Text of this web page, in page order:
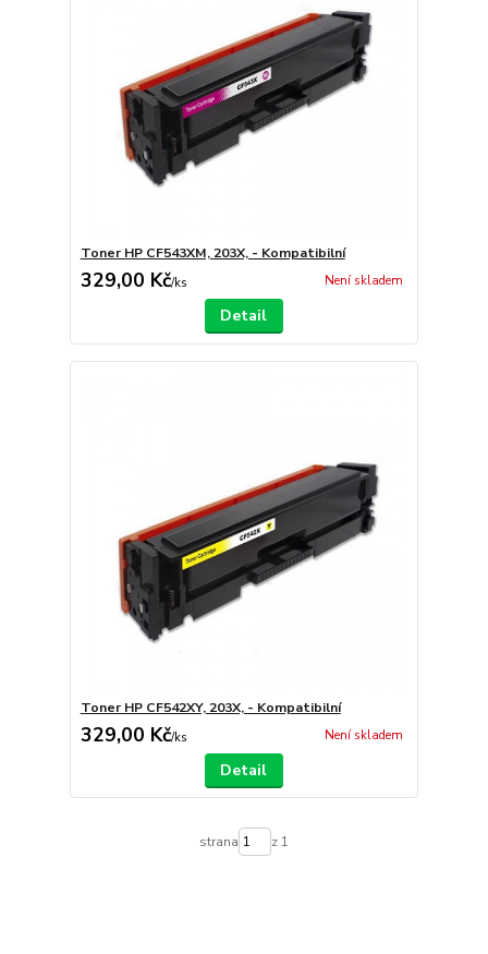
Toner HP CF543XM, 203X, - Kompatibilní
329,00 Kč/ks Není skladem
Detail
Toner HP CF542XY, 203X, - Kompatibilní
329,00 Kč/ks Není skladem
Detail
strana z 1